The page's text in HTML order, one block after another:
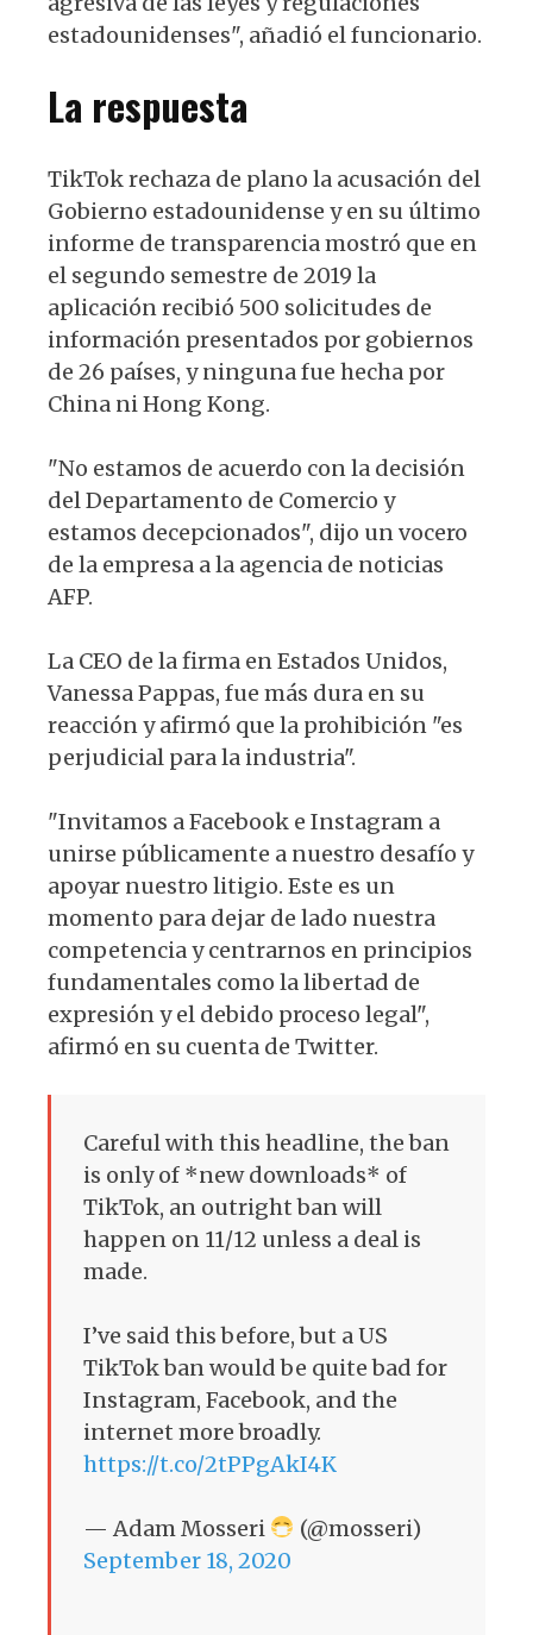
estadounidenses", añadió el funcionario.
La respuesta
TikTok rechaza de plano la acusación del
Gobierno estadounidense y en su último
informe de transparencia mostró que en
el segundo semestre de 2019 la
aplicación recibió 500 solicitudes de
información presentados por gobiernos
de 26 países, y ninguna fue hecha por
China ni Hong Kong.
"No estamos de acuerdo con la decisión
del Departamento de Comercio y
estamos decepcionados", dijo un vocero
de la empresa a la agencia de noticias
AFP.
La CEO de la firma en Estados Unidos,
Vanessa Pappas, fue más dura en su
reacción y afirmó que la prohibición "es
perjudicial para la industria".
"Invitamos a Facebook e Instagram a
unirse públicamente a nuestro desafío y
apoyar nuestro litigio. Este es un
momento para dejar de lado nuestra
competencia y centrarnos en principios
fundamentales como la libertad de
expresión y el debido proceso legal",
afirmó en su cuenta de Twitter.
Careful with this headline, the ban
is only of *new downloads* of
TikTok, an outright ban will
happen on 11/12 unless a deal is
made.
I’ve said this before, but a US
TikTok ban would be quite bad for
Instagram, Facebook, and the
internet more broadly.
https://t.co/2tPPgAkI4K
— Adam Mosseri
(@mosseri)
September 18, 2020